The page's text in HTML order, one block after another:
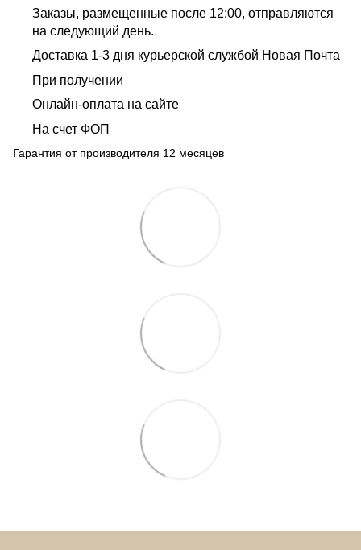
Заказы, размещенные после 12:00, отправляются
на следующий день.
Доставка 1-3 дня курьерской службой Новая Почта
При получении
Онлайн-оплата на сайте
На счет ФОП
Гарантия от производителя 12 месяцев